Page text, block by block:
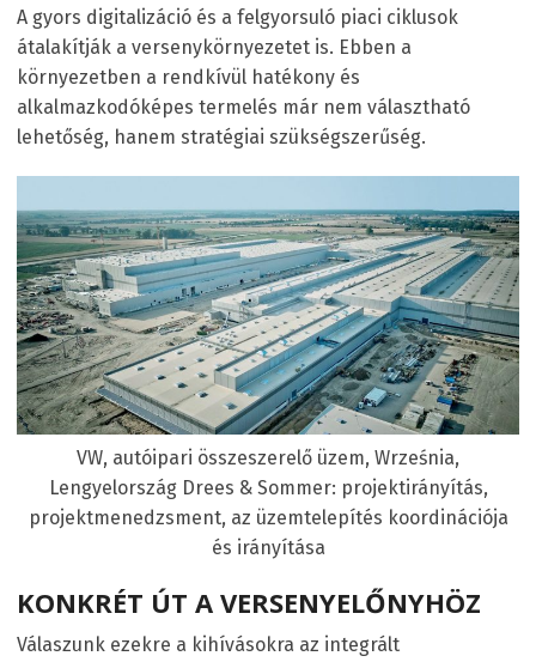
A gyors digitalizáció és a felgyorsuló piaci ciklusok
átalakítják a versenykörnyezetet is. Ebben a
környezetben a rendkívül hatékony és
alkalmazkodóképes termelés már nem választható
lehetőség, hanem stratégiai szükségszerűség.
VW, autóipari összeszerelő üzem, Września,
Lengyelország Drees & Sommer: projektirányítás,
projektmenedzsment, az üzemtelepítés koordinációja
és irányítása
KONKRÉT ÚT A VERSENYELŐNYHÖZ
Válaszunk ezekre a kihívásokra az integrált